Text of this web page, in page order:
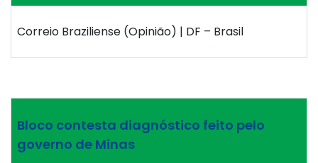
Correio Braziliense (Opinião) | DF – Brasil
Bloco contesta diagnóstico feito pelo
governo de Minas